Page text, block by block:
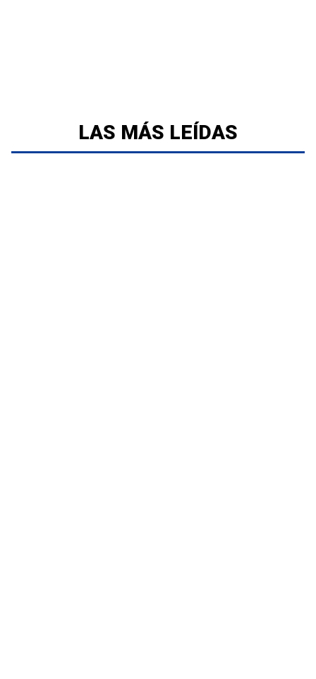
LAS MÁS LEÍDAS